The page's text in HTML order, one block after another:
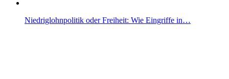
Niedriglohnpolitik oder Freiheit: Wie Eingriffe in…